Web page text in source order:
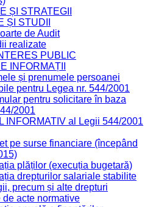
ȘI STRATEGII
ȘI STUDII
de Audit
realizate
PUBLIC
INFORMAȚII
și prenumele persoanei
pentru Legea nr. 544/2001
pentru solicitare în baza
2001
INFORMATIV al Legii 544/2001
pe surse financiare (începând
plăților (execuția bugetară)
drepturilor salariale stabilite
precum și alte drepturi
de acte normative